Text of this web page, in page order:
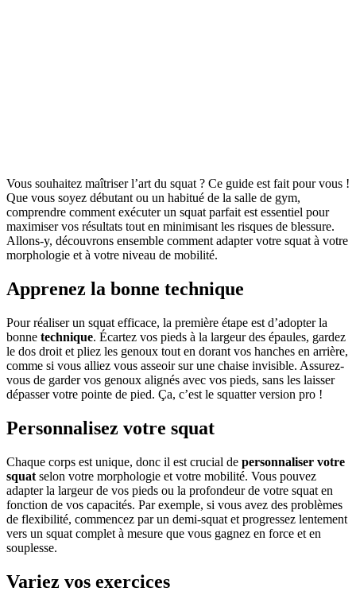
Vous souhaitez maîtriser l’art du squat ? Ce guide est fait pour vous !
Que vous soyez débutant ou un habitué de la salle de gym,
comprendre comment exécuter un squat parfait est essentiel pour
maximiser vos résultats tout en minimisant les risques de blessure.
Allons-y, découvrons ensemble comment adapter votre squat à votre
morphologie et à votre niveau de mobilité.
Apprenez la bonne technique
Pour réaliser un squat efficace, la première étape est d’adopter la
bonne technique. Écartez vos pieds à la largeur des épaules, gardez
le dos droit et pliez les genoux tout en dorant vos hanches en arrière,
comme si vous alliez vous asseoir sur une chaise invisible. Assurez-
vous de garder vos genoux alignés avec vos pieds, sans les laisser
dépasser votre pointe de pied. Ça, c’est le squatter version pro !
Personnalisez votre squat
Chaque corps est unique, donc il est crucial de personnaliser votre
squat selon votre morphologie et votre mobilité. Vous pouvez
adapter la largeur de vos pieds ou la profondeur de votre squat en
fonction de vos capacités. Par exemple, si vous avez des problèmes
de flexibilité, commencez par un demi-squat et progressez lentement
vers un squat complet à mesure que vous gagnez en force et en
souplesse.
Variez vos exercices